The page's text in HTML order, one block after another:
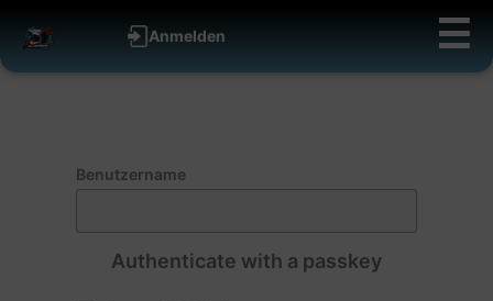
Inhalt
☰
Anmelden
Benutzername
Authenticate with a passkey